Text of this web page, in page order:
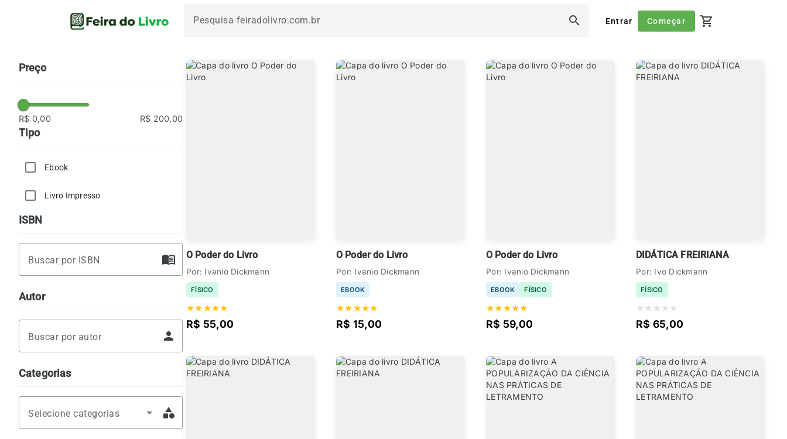
search Entrar Começar shopping_cart
Preço
R$ 0,00 R$ 200,00
Tipo
Ebook
Livro Impresso
ISBN
Buscar por ISBN menu_book
Autor
Buscar por autor person
Categorias
Selecione categorias category
O Poder do Livro
Por: Ivanio Dickmann
FÍSICO
★★★★★
R$ 55,00
O Poder do Livro
Por: Ivanio Dickmann
EBOOK
★★★★★
R$ 15,00
O Poder do Livro
Por: Ivanio Dickmann
EBOOK FÍSICO
★★★★★
R$ 59,00
DIDÁTICA FREIRIANA
Por: Ivo Dickmann
FÍSICO
★ ★ ★ ★ ★
R$ 65,00